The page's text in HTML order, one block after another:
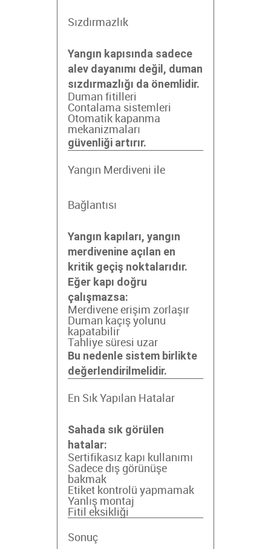
Sızdırmazlık
Yangın kapısında sadece
alev dayanımı değil, duman
sızdırmazlığı da önemlidir.
Duman fitilleri
Contalama sistemleri
Otomatik kapanma
mekanizmaları
güvenliği artırır.
Yangın Merdiveni ile
Bağlantısı
Yangın kapıları, yangın
merdivenine açılan en
kritik geçiş noktalarıdır.
Eğer kapı doğru
çalışmazsa:
Merdivene erişim zorlaşır
Duman kaçış yolunu
kapatabilir
Tahliye süresi uzar
Bu nedenle sistem birlikte
değerlendirilmelidir.
En Sık Yapılan Hatalar
Sahada sık görülen
hatalar:
Sertifikasız kapı kullanımı
Sadece dış görünüşe
bakmak
Etiket kontrolü yapmamak
Yanlış montaj
Fitil eksikliği
Sonuç